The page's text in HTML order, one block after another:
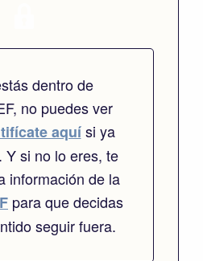
dentro de
no puedes ver
aquísi ya
Y si no lo eres, te
información de la
para que decidas
seguir fuera.